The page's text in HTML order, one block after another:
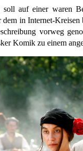
auf einer waren
in Internet-Kreisen
vorweg
Komik zu einem